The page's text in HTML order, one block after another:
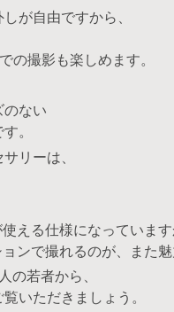
が自由ですから、
の撮影も楽しめます。
のない
。
リーは、
える仕様になっていま
ンで撮れるのが、また
の若者から、
いただきましょう。